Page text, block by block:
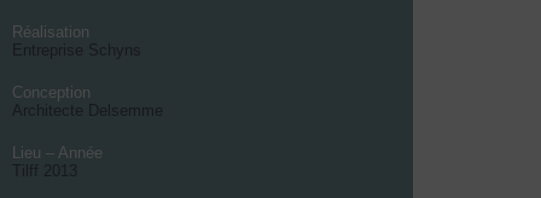
Réalisation
Entreprise Schyns
Conception
Architecte Delsemme
Lieu – Année
Tilff 2013